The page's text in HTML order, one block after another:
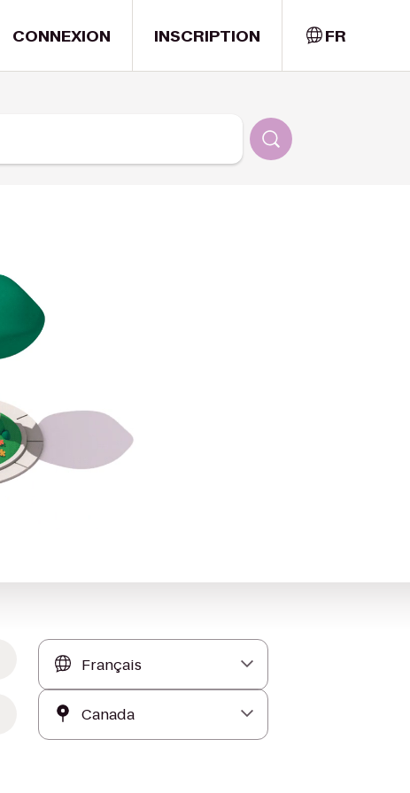
CONNEXION INSCRIPTION FR